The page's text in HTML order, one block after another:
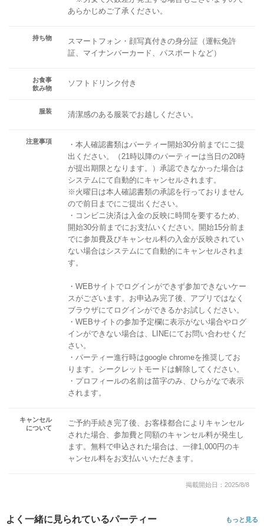
あらかじめご了承ください。
持ち物
スマートフォン・顔写真付きの身分証（運転免許
証、マイナンバーカード、パスポートなど）
お食事
飲み物
ソフトドリンク付き
服装 清潔感のある服装でお越しください。
注意事項
・本人確認書類はパーティー開始30分前までにご提
出ください。（21時以降のパーティーは当日の20時
が提出期限となります。）承認できなかった場合は
システムにて自動的にキャンセルされます。
※火曜日は本人確認書類の承認を行っておりません
ので前日までにご提出ください。
・コンビニ決済は入金の反映に時間を要するため、
開始30分前までにお支払いください。開始15分前ま
でに参加費及びキャンセル料の入金が反映されてい
ない場合はシステムにて自動的にキャンセルされま
す。
・WEBサイトでログインができず参加できないケー
スがございます。お申込み完了後、アプリではなく
ブラウザにてログインができるかお試しください。
・WEBサイトの参加予定欄に表示がない場合やログ
インができない場合は、LINEにてお問い合わせくだ
さい。
・パーティー進行時はgoogle chromeを推奨してお
ります。シークレットモードは解除してください。
・プロフィールの名前は苗字のみ、ひらがなで表示
されます。
キャンセル
について
ご予約手続き完了後、お客様都合によりキャンセル
された場合、参加費と同額のキャンセル料が発生し
ます。無料で申込された場合は、一律1,000円のキ
ャンセル料をお支払いいただきます。
掲載開始日：2025/8/8
よく一緒に見られているパーティー もっと見る